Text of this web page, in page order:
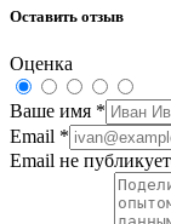
Оставить отзыв
Оценка
Ваше имя *
Email *
Email не